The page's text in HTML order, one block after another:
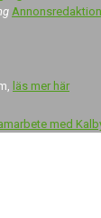
Annonsredaktion
läs mer här
med